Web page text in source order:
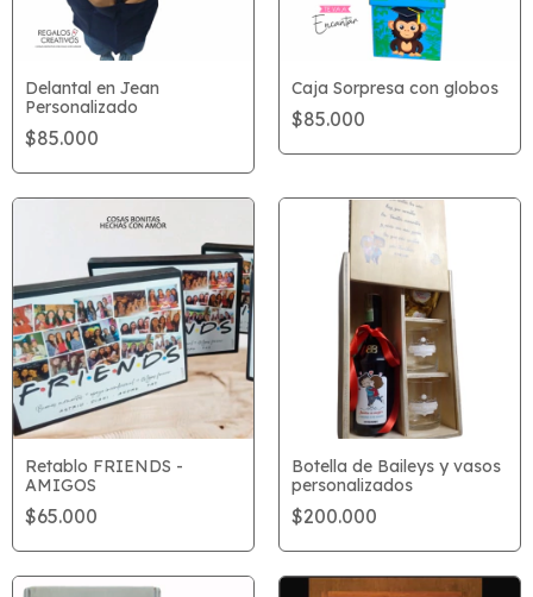
Delantal en Jean
Personalizado
$85.000
Caja Sorpresa con globos
$85.000
Retablo FRIENDS -
AMIGOS
$65.000
Botella de Baileys y vasos
personalizados
$200.000